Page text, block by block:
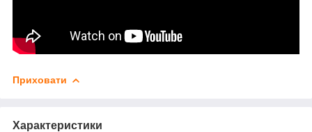
Приховати
Характеристики